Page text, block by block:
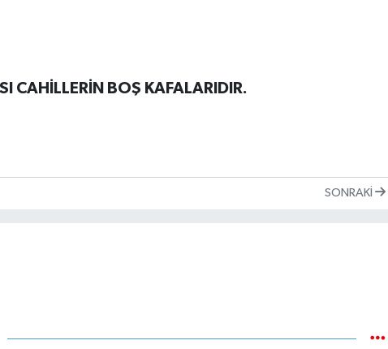
CAHİLLERİN BOŞ KAFALARIDIR.
SONRAKI